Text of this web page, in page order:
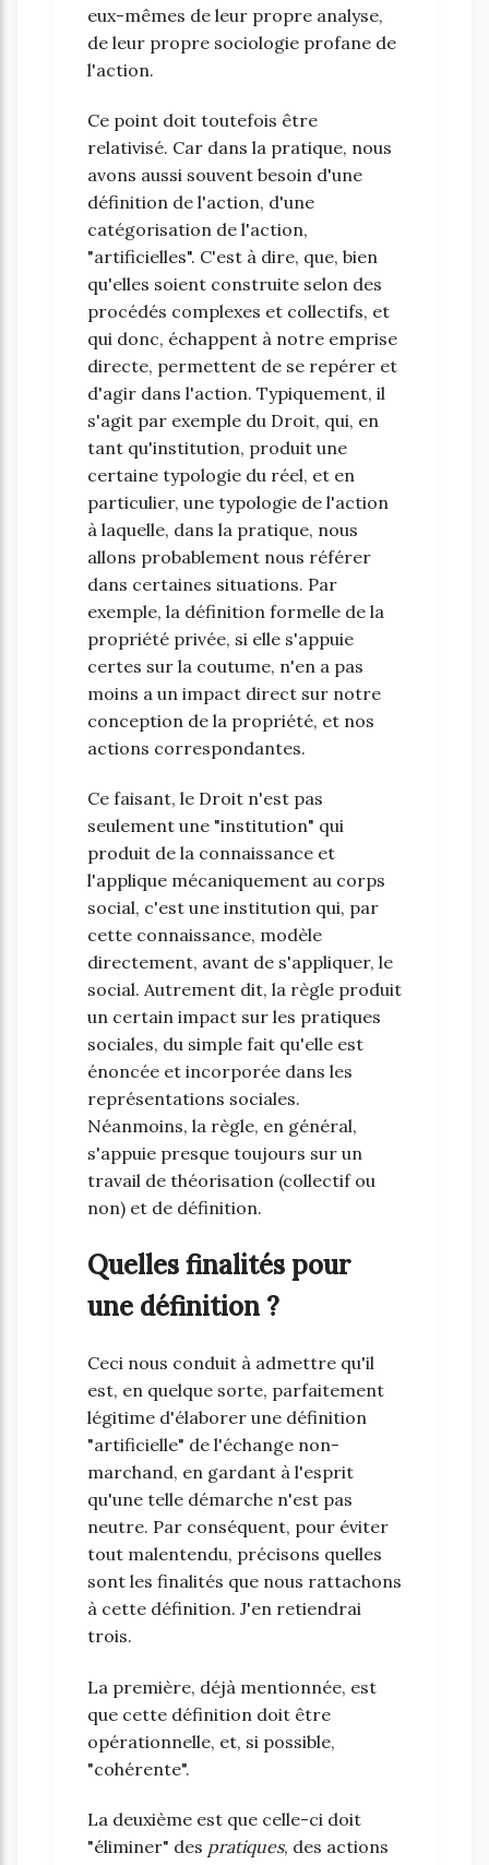
eux-mêmes de leur propre analyse,
de leur propre sociologie profane de
l'action.
Ce point doit toutefois être
relativisé. Car dans la pratique, nous
avons aussi souvent besoin d'une
définition de l'action, d'une
catégorisation de l'action,
"artificielles". C'est à dire, que, bien
qu'elles soient construite selon des
procédés complexes et collectifs, et
qui donc, échappent à notre emprise
directe, permettent de se repérer et
d'agir dans l'action. Typiquement, il
s'agit par exemple du Droit, qui, en
tant qu'institution, produit une
certaine typologie du réel, et en
particulier, une typologie de l'action
à laquelle, dans la pratique, nous
allons probablement nous référer
dans certaines situations. Par
exemple, la définition formelle de la
propriété privée, si elle s'appuie
certes sur la coutume, n'en a pas
moins a un impact direct sur notre
conception de la propriété, et nos
actions correspondantes.
Ce faisant, le Droit n'est pas
seulement une "institution" qui
produit de la connaissance et
l'applique mécaniquement au corps
social, c'est une institution qui, par
cette connaissance, modèle
directement, avant de s'appliquer, le
social. Autrement dit, la règle produit
un certain impact sur les pratiques
sociales, du simple fait qu'elle est
énoncée et incorporée dans les
représentations sociales.
Néanmoins, la règle, en général,
s'appuie presque toujours sur un
travail de théorisation (collectif ou
non) et de définition.
Quelles finalités pour
une définition ?
Ceci nous conduit à admettre qu'il
est, en quelque sorte, parfaitement
légitime d'élaborer une définition
"artificielle" de l'échange non-
marchand, en gardant à l'esprit
qu'une telle démarche n'est pas
neutre. Par conséquent, pour éviter
tout malentendu, précisons quelles
sont les finalités que nous rattachons
à cette définition. J'en retiendrai
trois.
La première, déjà mentionnée, est
que cette définition doit être
opérationnelle, et, si possible,
"cohérente".
La deuxième est que celle-ci doit
"éliminer" des pratiques, des actions